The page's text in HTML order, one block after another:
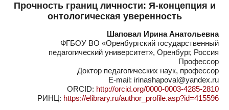
Прочность границ личности: Я-концепция и
онтологическая уверенность
Шаповал Ирина Анатольевна
ФГБОУ ВО «Оренбургский государственный
педагогический университет», Оренбург, Россия
Профессор
Доктор педагогических наук, профессор
E-mail: irinashapoval@yandex.ru
ORCID: http://orcid.org/0000-0003-4285-2810
РИНЦ: https://elibrary.ru/author_profile.asp?id=415596